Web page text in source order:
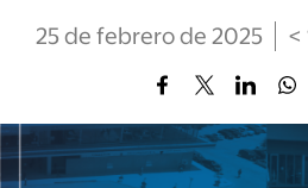
25 de febrero de 2025 <